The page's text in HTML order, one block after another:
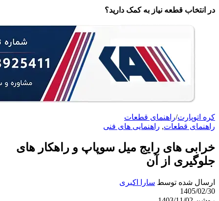
در انتخاب قطعه نیاز به کمک دارید؟
کره اتوپارت/راهنمای قطعات
راهنمای قطعات, راهنمایی های فنی
خرابی های رایج میل سوپاپ و راهکار های
جلوگیری از آن
ارسال شده توسط سارا اکبری
1405/02/30